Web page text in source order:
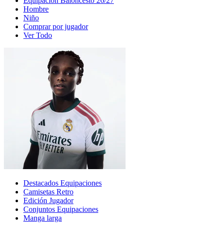
Hombre
Niño
Comprar por jugador
Ver Todo
Destacados Equipaciones
Camisetas Retro
Edición Jugador
Conjuntos Equipaciones
Manga larga